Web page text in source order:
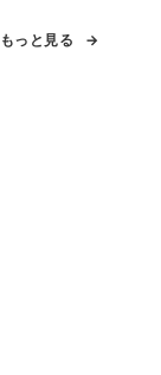
もっと見る